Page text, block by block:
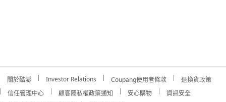
關於酷澎 Investor Relations Coupang使用者條款
退換貨政策
信任管理中心
顧客隱私權政策通知 安心購物
資訊安全